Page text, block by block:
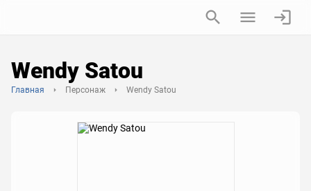
Wendy Satou
Главная Персонаж Wendy Satou